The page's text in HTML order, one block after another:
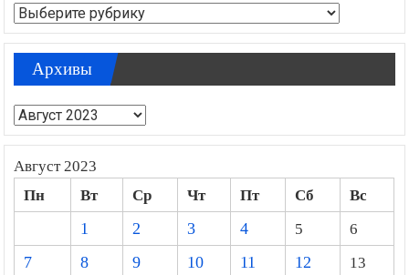
Рубрики
Архивы
Архивы
Август 2023
Пн Вт Ср Чт Пт Сб
Вс
1
2 3 4 5
6
7
8 9 10 11 12
13